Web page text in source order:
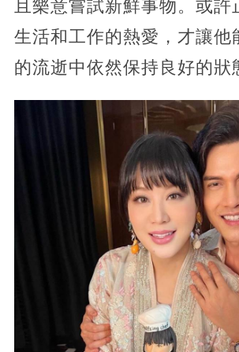
且樂意嘗試新鮮事物。或許
生活和工作的熱愛，才讓他
的流逝中依然保持良好的狀